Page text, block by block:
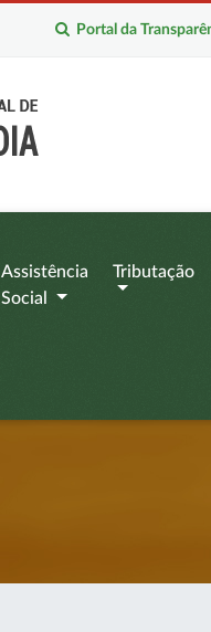
Portal da
Assistência
Social
Tributação